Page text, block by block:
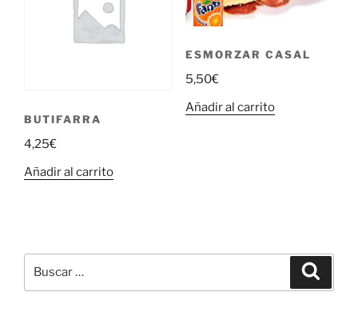
BUTIFARRA
4,25€
Añadir al carrito
ESMORZAR CASAL
5,50€
Añadir al carrito
por: